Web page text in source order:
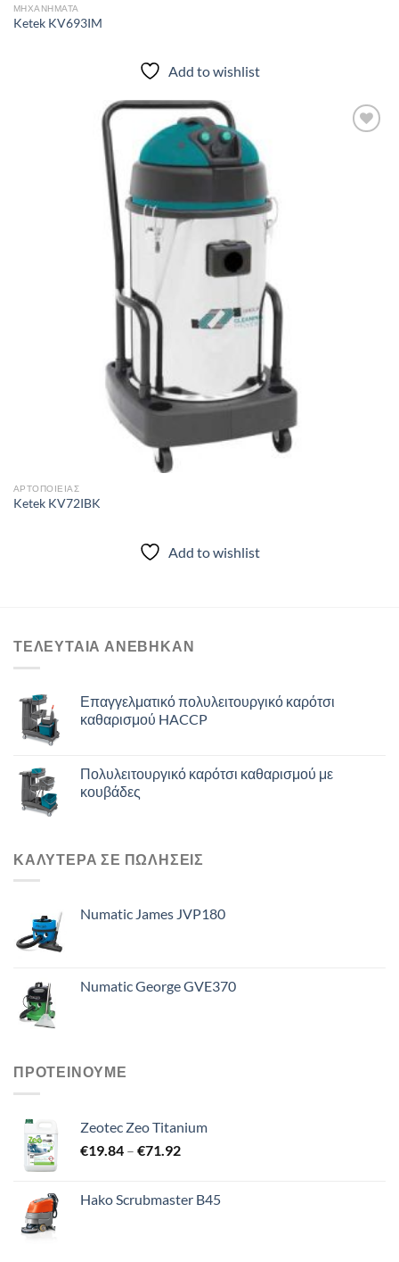
ΜΗΧΑΝΗΜΑΤΑ
Ketek KV693IM
Add to wishlist
ΑΡΤΟΠΟΙΕΊΑΣ
Ketek KV72IBK
Add to wishlist
ΤΕΛΕΥΤΑΙΑ ΑΝΈΒΗΚΑΝ
Επαγγελματικό πολυλειτουργικό καρότσι
καθαρισμού HACCP
Πολυλειτουργικό καρότσι καθαρισμού με
κουβάδες
ΚΑΛΥΤΕΡΑ ΣΕ ΠΩΛΗΣΕΙΣ
Numatic James JVP180
Numatic George GVE370
ΠΡΟΤΕΙΝΟΥΜΕ
Zeotec Zeo Titanium
€19.84 – €71.92Price
through
Hako Scrubmaster B45